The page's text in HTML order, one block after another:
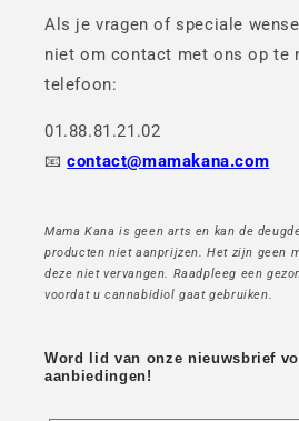
Als je vragen of speciale
niet om contact met ons op te
telefoon:
01.88.81.21.02
📧contact@mamakana.com
Mama Kana is geen arts en kan de
producten niet aanprijzen. Het zijn geen
deze niet vervangen. Raadpleeg een
voordat u cannabidiol gaat gebruiken.
Word lid van onze nieuwsbrief
aanbiedingen!